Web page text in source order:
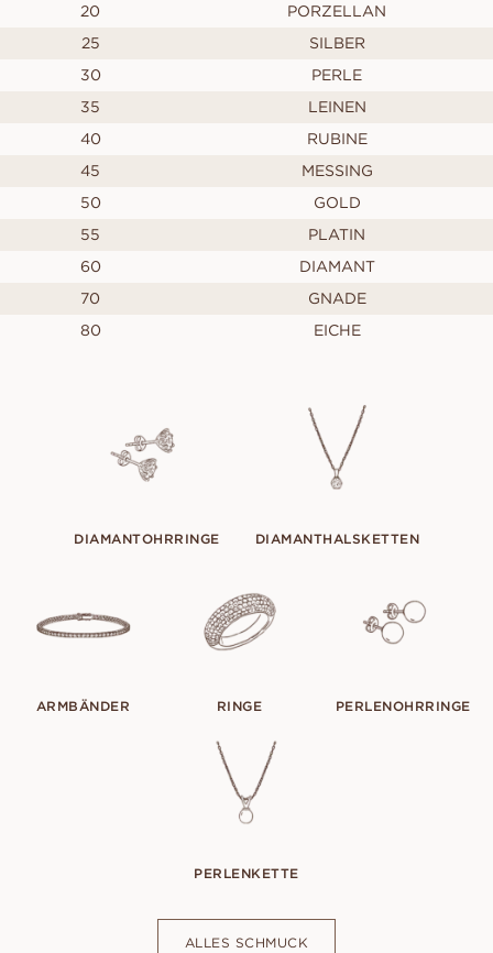
20
PORZELLAN
25
SILBER
30
PERLE
35
LEINEN
40
RUBINE
45
MESSING
50
GOLD
55
PLATIN
60
DIAMANT
70
GNADE
80
EICHE
DIAMANTOHRRINGE DIAMANTHALSKETTEN
ARMBÄNDER RINGE PERLENOHRRINGE
PERLENKETTE
ALLES SCHMUCK